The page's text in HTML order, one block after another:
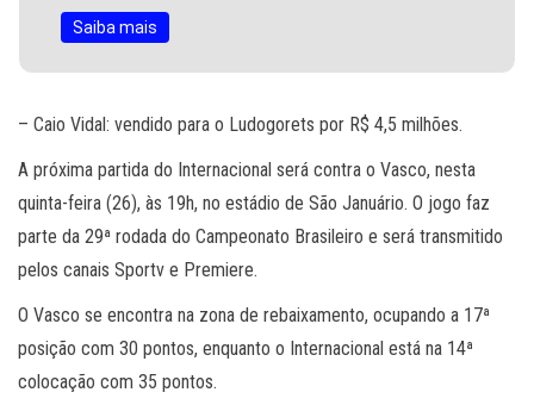
Saiba mais
– Caio Vidal: vendido para o Ludogorets por R$ 4,5 milhões.
A próxima partida do Internacional será contra o Vasco, nesta
quinta-feira (26), às 19h, no estádio de São Januário. O jogo faz
parte da 29ª rodada do Campeonato Brasileiro e será transmitido
pelos canais Sportv e Premiere.
O Vasco se encontra na zona de rebaixamento, ocupando a 17ª
posição com 30 pontos, enquanto o Internacional está na 14ª
colocação com 35 pontos.